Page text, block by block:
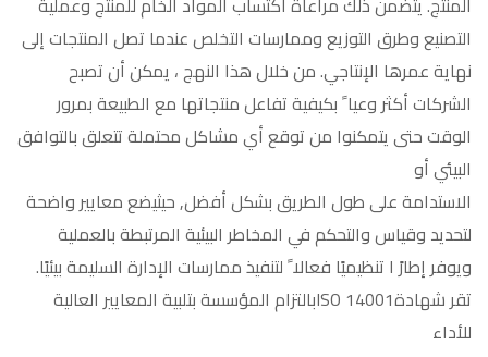
التصنيع وطرق التوزيع وممارسات التخلص عندما تصل المنتجات إلى
نهاية عمرها الإنتاجي. من خلال هذا النهج ، يمكن أن تصبح
الشركات أكثر وعيا ً بكيفية تفاعل منتجاتها مع الطبيعة بمرور
الوقت حتى يتمكنوا من توقع أي مشاكل محتملة تتعلق بالتوافق
البيئي أو
الاستدامة على طول الطريق بشكل أفضل, حيثيضع معايير واضحة
لتحديد وقياس والتحكم في المخاطر البيئية المرتبطة بالعملية
ويوفر إطارً ا تنظيميًا فعالا ً لتنفيذ ممارسات الإدارة السليمة بيئيًا.
تقر شهادةISO 14001بالتزام المؤسسة بتلبية المعايير العالية
للأداء